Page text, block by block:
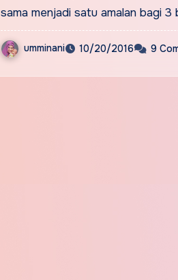
sama menjadi satu amalan bagi 3
umminani 10/20/2016 9